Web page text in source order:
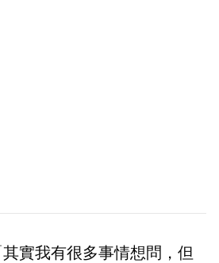
實我有很多事情想問，但